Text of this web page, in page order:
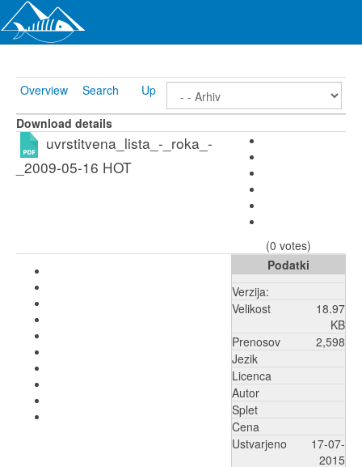
Overview Search Up
Download details
uvrstitvena_lista_-_roka_-
_2009-05-16 HOT
(0 votes)
Podatki
Verzija:
Velikost
18.97
KB
Prenosov
2,598
Jezik
Licenca
Autor
Splet
Cena
Ustvarjeno
17-07-
2015